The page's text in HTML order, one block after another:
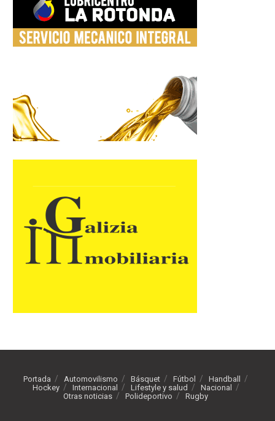
Portada Automovilismo Básquet Fútbol
Handball
Hockey
Internacional Lifestyle y salud
Nacional
Otras noticias
Polideportivo Rugby